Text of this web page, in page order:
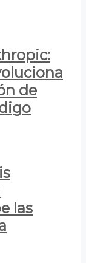
de
las